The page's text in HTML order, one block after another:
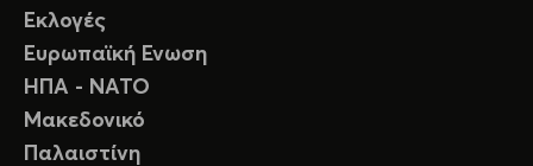
Εκλογές
Ευρωπαϊκή Ενωση
ΗΠΑ - ΝΑΤΟ
Μακεδονικό
Παλαιστίνη